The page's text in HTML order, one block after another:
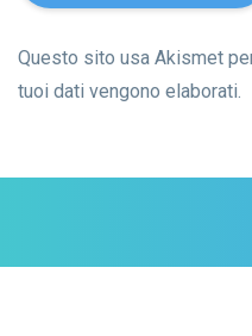
Questo sito usa Akismet
tuoi dati vengono elaborati.